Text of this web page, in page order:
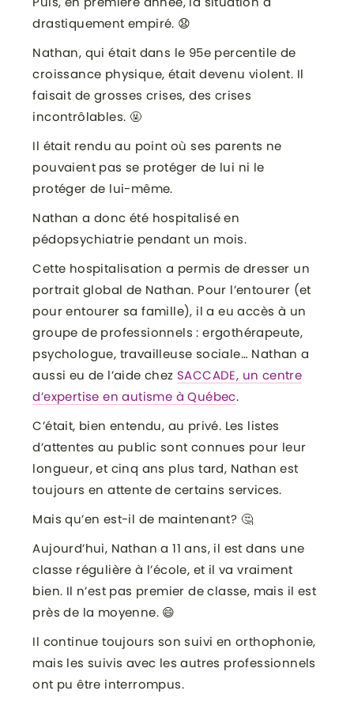
drastiquement empiré. 😧
Nathan, qui était dans le 95e percentile de
croissance physique, était devenu violent. Il
faisait de grosses crises, des crises
incontrôlables. 🤬
Il était rendu au point où ses parents ne
pouvaient pas se protéger de lui ni le
protéger de lui-même.
Nathan a donc été hospitalisé en
pédopsychiatrie pendant un mois.
Cette hospitalisation a permis de dresser un
portrait global de Nathan. Pour l’entourer (et
pour entourer sa famille), il a eu accès à un
groupe de professionnels : ergothérapeute,
psychologue, travailleuse sociale… Nathan a
aussi eu de l’aide chez SACCADE, un centre
d’expertise en autisme à Québec.
C’était, bien entendu, au privé. Les listes
d’attentes au public sont connues pour leur
longueur, et cinq ans plus tard, Nathan est
toujours en attente de certains services.
Mais qu’en est-il de maintenant? 🤔
Aujourd’hui, Nathan a 11 ans, il est dans une
classe régulière à l’école, et il va vraiment
bien. Il n’est pas premier de classe, mais il est
près de la moyenne. 😄
Il continue toujours son suivi en orthophonie,
mais les suivis avec les autres professionnels
ont pu être interrompus.